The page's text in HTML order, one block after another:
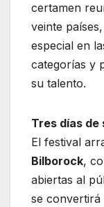
certamen
veinte
especial en
categorías y
su talento.
Tres días
El festival
Bilborock,
abiertas al
se